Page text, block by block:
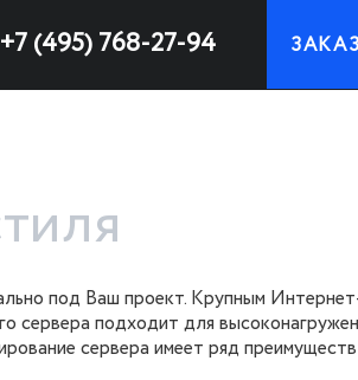
+7 (495) 768-27-94
под Ваш проект. Крупным
подходит для
сервера имеет ряд